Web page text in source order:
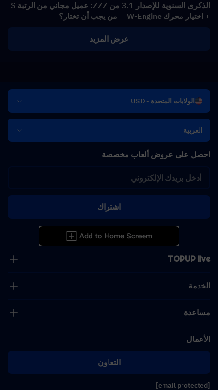
الذكرى السنوية للإصدار 3.1 من ZZZ: عميل مجاني من الرتبة S
+ اختيار محرك W-Engine — من يجب أن تختار؟
عرض المزيد
الولايات المتحدة - USD
العربية
TOPUP live
الخدمة
مساعدة
الأعمال
التعاون
[email protected]
احصل على عروض ألعاب مخصصة
اشتراك